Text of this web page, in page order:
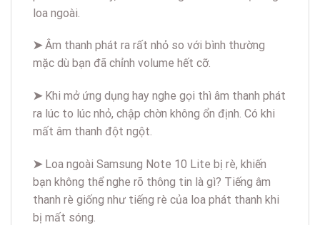
loa ngoài.
➤Âm thanh phát ra rất nhỏ so với bình thường
mặc dù bạn đã chỉnh volume hết cỡ.
➤ Khi mở ứng dụng hay nghe gọi thì âm thanh phát
ra lúc to lúc nhỏ, chập chờn không ổn định. Có khi
mất âm thanh đột ngột.
➤ Loa ngoài Samsung Note 10 Lite bị rè, khiến
bạn không thể nghe rõ thông tin là gì? Tiếng âm
thanh rè giống như tiếng rè của loa phát thanh khi
bị mất sóng.